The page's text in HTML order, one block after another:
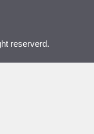
reserverd.